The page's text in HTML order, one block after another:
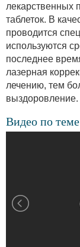
лекарственных
таблеток. В
проводится
используются
последнее
лазерная
лечению, тем
выздоровление.
Видео по